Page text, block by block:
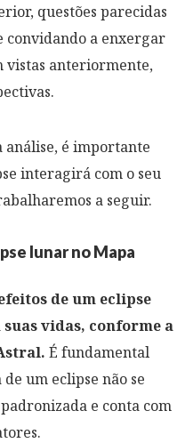
questões parecidas
convidando a enxergar
vistas anteriormente,
é importante
interagirá com o seu
a seguir.
lunar no Mapa
de um eclipse
vidas, conforme a
É fundamental
um eclipse não se
e conta com